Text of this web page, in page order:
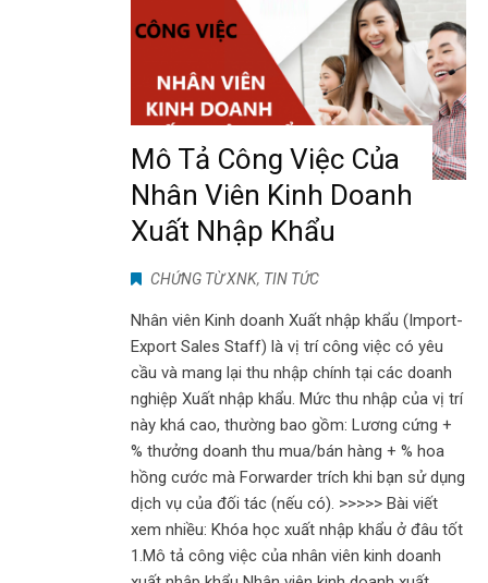
Mô Tả Công Việc Của
Nhân Viên Kinh Doanh
Xuất Nhập Khẩu
CHỨNG TỪ XNK, TIN TỨC
Nhân viên Kinh doanh Xuất nhập khẩu (Import-
Export Sales Staff) là vị trí công việc có yêu
cầu và mang lại thu nhập chính tại các doanh
nghiệp Xuất nhập khẩu. Mức thu nhập của vị trí
này khá cao, thường bao gồm: Lương cứng +
% thưởng doanh thu mua/bán hàng + % hoa
hồng cước mà Forwarder trích khi bạn sử dụng
dịch vụ của đối tác (nếu có). >>>>> Bài viết
xem nhiều: Khóa học xuất nhập khẩu ở đâu tốt
1.Mô tả công việc của nhân viên kinh doanh